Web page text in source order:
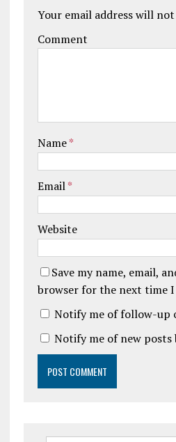
Your email address will
Comment
Name*
Email*
Website
Save my name, email,
browser for the next time
Notify me of follow-up
Notify me of new posts